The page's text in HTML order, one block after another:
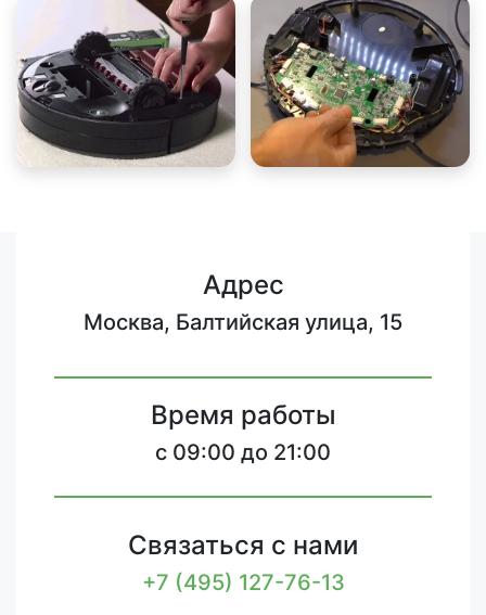
Адрес
Москва, Балтийская улица, 15
Время работы
c 09:00 до 21:00
Связаться с нами
+7 (495) 127-76-13